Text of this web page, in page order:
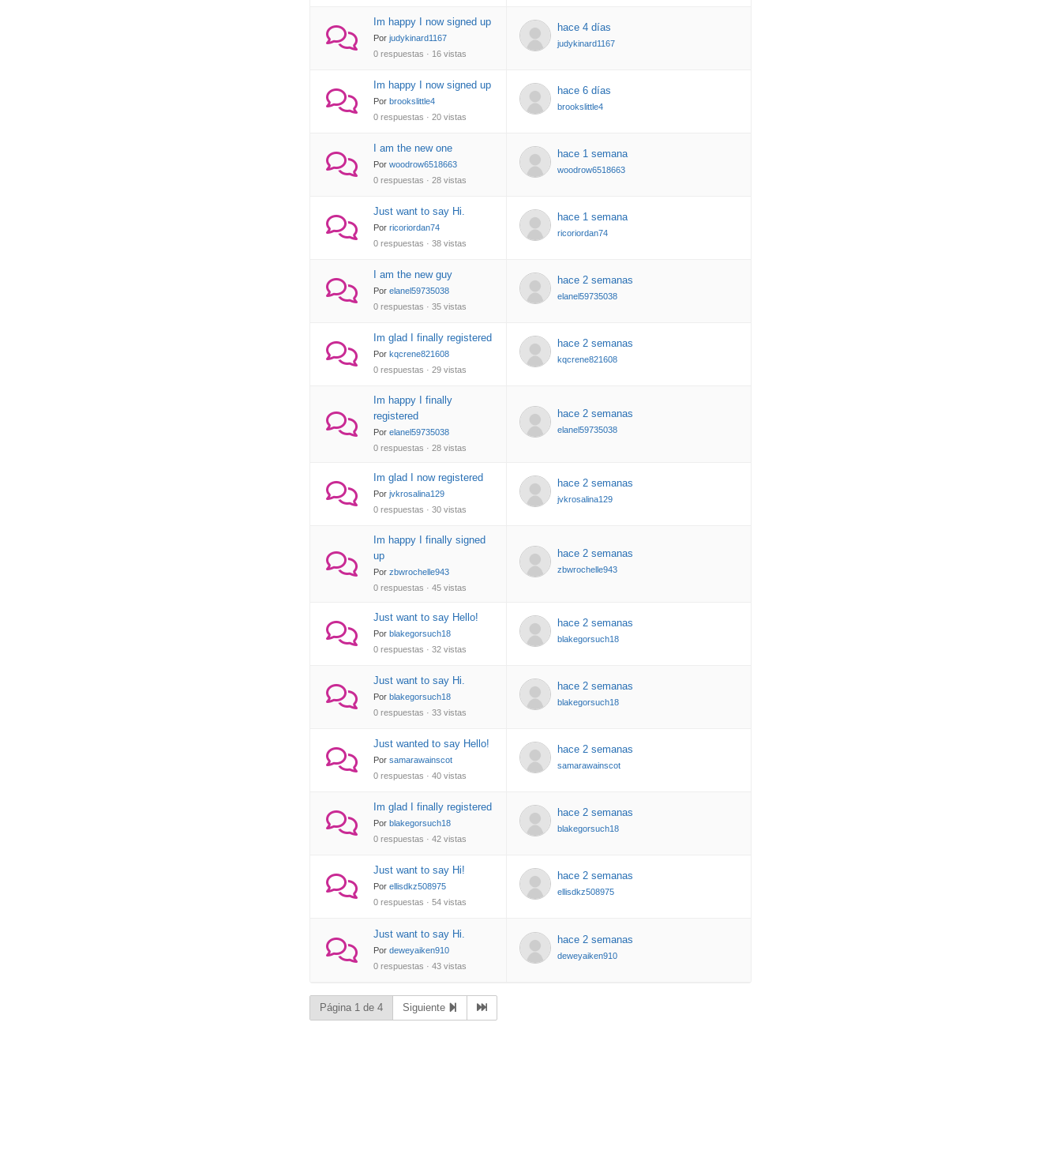
Im happy I now signed up
Por judykinard1167
0 respuestas · 16 vistas
hace 4 días
judykinard1167
Im happy I now signed up
Por brookslittle4
0 respuestas · 20 vistas
hace 6 días
brookslittle4
I am the new one
Por woodrow6518663
0 respuestas · 28 vistas
hace 1 semana
woodrow6518663
Just want to say Hi.
Por ricoriordan74
0 respuestas · 38 vistas
hace 1 semana
ricoriordan74
I am the new guy
Por elanel59735038
0 respuestas · 35 vistas
hace 2 semanas
elanel59735038
Im glad I finally registered
Por kqcrene821608
0 respuestas · 29 vistas
hace 2 semanas
kqcrene821608
Im happy I finally
registered
Por elanel59735038
0 respuestas · 28 vistas
hace 2 semanas
elanel59735038
Im glad I now registered
Por jvkrosalina129
0 respuestas · 30 vistas
hace 2 semanas
jvkrosalina129
Im happy I finally signed
up
Por zbwrochelle943
0 respuestas · 45 vistas
hace 2 semanas
zbwrochelle943
Just want to say Hello!
Por blakegorsuch18
0 respuestas · 32 vistas
hace 2 semanas
blakegorsuch18
Just want to say Hi.
Por blakegorsuch18
0 respuestas · 33 vistas
hace 2 semanas
blakegorsuch18
Just wanted to say Hello!
Por samarawainscot
0 respuestas · 40 vistas
hace 2 semanas
samarawainscot
Im glad I finally registered
Por blakegorsuch18
0 respuestas · 42 vistas
hace 2 semanas
blakegorsuch18
Just want to say Hi!
Por ellisdkz508975
0 respuestas · 54 vistas
hace 2 semanas
ellisdkz508975
Just want to say Hi.
Por deweyaiken910
0 respuestas · 43 vistas
hace 2 semanas
deweyaiken910
Página 1 de 4 Siguiente